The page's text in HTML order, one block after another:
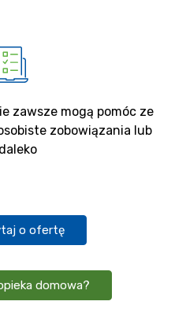
zawsze mogą pomóc ze
zobowiązania lub
o ofertę
domowa?